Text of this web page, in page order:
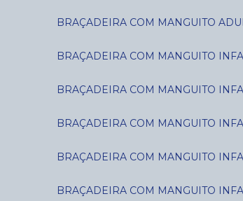
BRAÇADEIRA COM MANGUITO
BRAÇADEIRA COM MANGUITO
BRAÇADEIRA COM MANGUITO
BRAÇADEIRA COM MANGUITO
BRAÇADEIRA COM MANGUITO
BRAÇADEIRA COM MANGUITO